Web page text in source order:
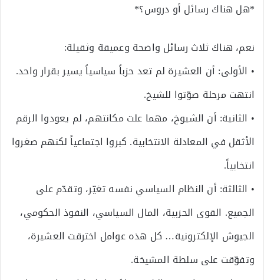
*هل هناك رسائل أو دروس؟*
نعم، هناك ثلاث رسائل واضحة وعميقة وثقيلة:
• الأولى: أن العشيرة لم تعد حزباً سياسياً يسير بقرار واحد.
انتهت مرحلة صوّتوا للشيخ.
• الثانية: أن الشيوخ، مهما علت مكانتهم، لم يعودوا الرقم
الأثقل في المعادلة الانتخابية. كبروا اجتماعياً لكنهم صغروا
انتخابياً.
• الثالثة: أن النظام السياسي نفسه تغيّر، وتقدّم على
الجميع. القوى الحزبية، المال السياسي، النفوذ الحكومي،
الجيوش الإلكترونية… كل هذه عوامل اخترقت العشيرة،
وتفوّقت على سلطة المشيخة.